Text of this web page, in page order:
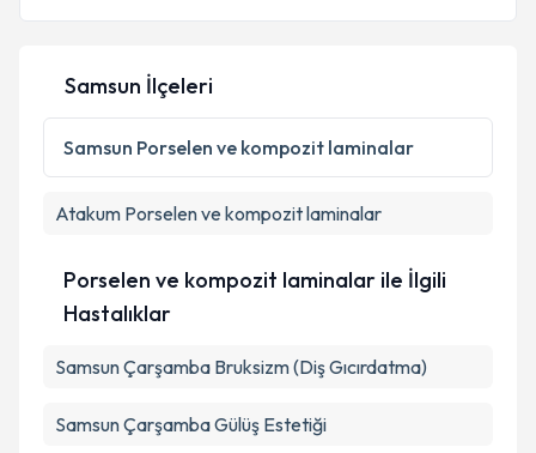
E-posta Adresiniz
Kişisel verilerimin işlenmesine ilişkin
Aydınlatma
Metni'ni okudum ve kişisel verilerimin belirtilen
Samsun İlçeleri
Samsun Porselen ve kompozit laminalar
Atakum Porselen ve kompozit laminalar
Porselen ve kompozit laminalar ile İlgili
Hastalıklar
Samsun Çarşamba Bruksizm (Diş Gıcırdatma)
Samsun Çarşamba Gülüş Estetiği